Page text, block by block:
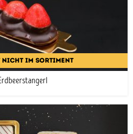
NICHT IM SORTIMENT